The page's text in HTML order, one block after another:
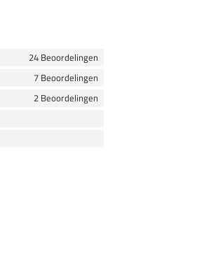
24 Beoordelingen
7 Beoordelingen
2 Beoordelingen